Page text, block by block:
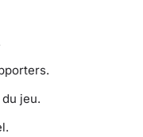
jeu.